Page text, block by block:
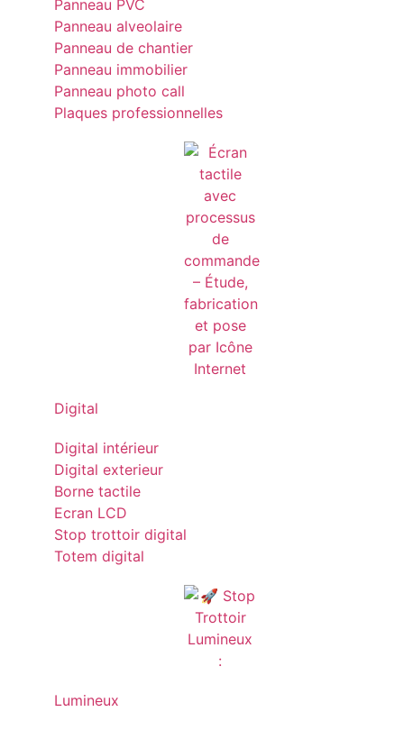
Panneau PVC
Panneau alveolaire
Panneau de chantier
Panneau immobilier
Panneau photo call
Plaques professionnelles
Digital
Digital intérieur
Digital exterieur
Borne tactile
Ecran LCD
Stop trottoir digital
Totem digital
Lumineux